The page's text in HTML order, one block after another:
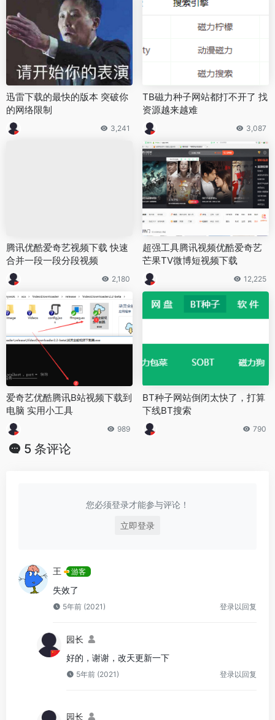
迅雷下载的最快的版本 突破你
的网络限制
3,241
TB磁力种子网站都打不开了 找
资源越来越难
3,087
腾讯优酷爱奇艺视频下载 快速
合并一段一段分段视频
2,180
超强工具腾讯视频优酷爱奇艺
芒果TV微博短视频下载
12,225
爱奇艺优酷腾讯B站视频下载到
电脑 实用小工具
989
BT种子网站倒闭太快了，打算
下线BT搜索
790
5 条评论
您必须登录才能参与评论！
立即登录
王 游客
失效了
5年前 (2021) 登录以回复
园长
好的，谢谢，改天更新一下
5年前 (2021) 登录以回复
园长